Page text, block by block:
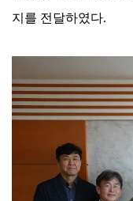
지를 전달하였다.